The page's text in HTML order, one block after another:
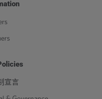
宣言